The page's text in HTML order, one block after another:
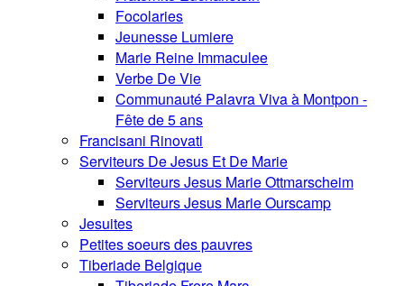
Focolaries
Jeunesse Lumiere
Marie Reine Immaculee
Verbe De Vie
Communauté Palavra Viva à Montpon -
Fête de 5 ans
Francisani Rinovati
Serviteurs De Jesus Et De Marie
Serviteurs Jesus Marie Ottmarscheim
Serviteurs Jesus Marie Ourscamp
Jesuites
Petites soeurs des pauvres
Tiberiade Belgique